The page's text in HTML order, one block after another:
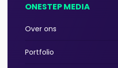
ONESTEP MEDIA
Over ons
Portfolio